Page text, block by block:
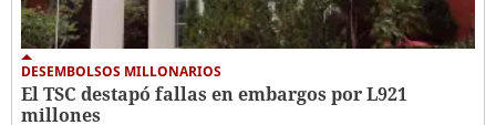
DESEMBOLSOS MILLONARIOS
El TSC destapó fallas en embargos por L921
millones